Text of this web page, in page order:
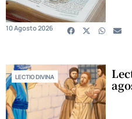
10 Agosto 2026
LECTIO DIVINA